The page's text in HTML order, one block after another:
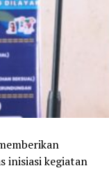
inisiasi kegiatan